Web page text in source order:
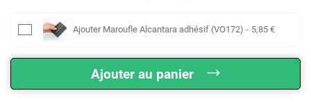
Ajouter Maroufle Alcantara adhésif (VO172) - 5,85 €
Ajouter au panier